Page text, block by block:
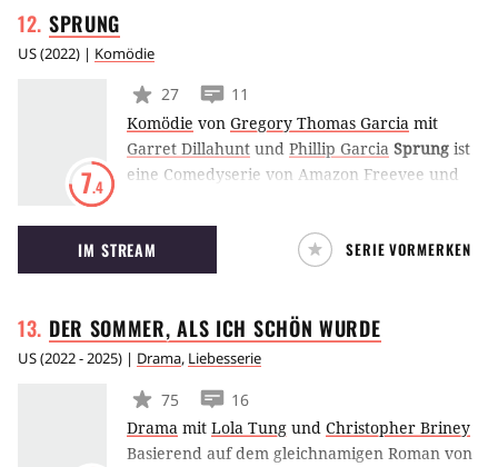
SPRUNG
US(2022) | Komödie
7.4
27
11
Komödie von Gregory Thomas Garcia mit
Garret Dillahunt und Phillip Garcia Sprung ist
eine Comedyserie von Amazon Freevee und
der gerade aus dem Gefängnis entlassene Jack
mit seinem ehemaligen Zellengenossen
zusammen. Er ist entschlossen, sein Leben
Pandemie bevor.
IM STREAM SERIE VORMERKEN
DER SOMMER, ALS ICH SCHÖNWURDE
US(2022 - 2025) | Drama, Liebesserie
75
16
Drama mit Lola Tung und Christopher Briney
Basierend auf dem gleichnamigen Roman von